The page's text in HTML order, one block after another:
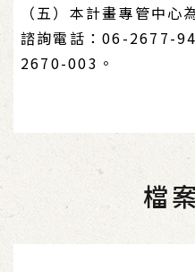
（五）本計畫專管中心
諮詢電話：06-2677-
2670-003。
檔